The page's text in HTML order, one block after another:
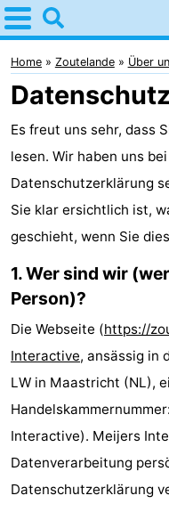
Home
Zoutelande
Tipps
Für
kindern
Webcam
Webcam
Strand
Übernachten
Appartements
-
Aparthotel
Zoutelande
Duinflat
-
Duinoord
Home Zoutelande Über
Es freut uns sehr, dass
lesen. Wir haben uns
Datenschutzerklärung
Sie klar ersichtlich ist,
geschieht, wenn Sie
1. Wer sind wir
Person)?
Die Webseite (https://
Interactive, ansässig in
LW in Maastricht (NL),
Interactive). Meijers
Datenverarbeitung
Datenschutzerklärung